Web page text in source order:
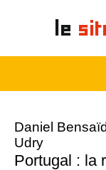
le
Daniel
Udry
Portugal : la